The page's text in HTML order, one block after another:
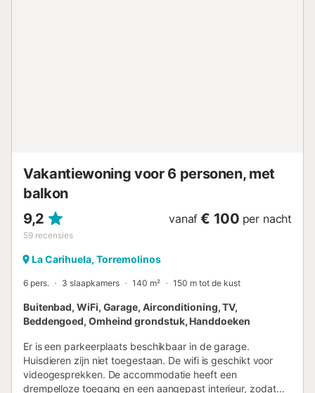
Vakantiewoning voor 6 personen, met
balkon
9,2
59 recensies
vanaf € 100 per nacht
La Carihuela, Torremolinos
6 pers. 3 slaapkamers 140 m² 150 m tot de kust
Buitenbad, WiFi, Garage, Airconditioning, TV,
Beddengoed, Omheind grondstuk, Handdoeken
Er is een parkeerplaats beschikbaar in de garage.
Huisdieren zijn niet toegestaan. De wifi is geschikt voor
videogesprekken. De accommodatie heeft een
drempelloze toegang en een aangepast interieur, zodat